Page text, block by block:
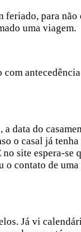
feriado, para
uma viagem.
com
data do
o casal já
site espera-se
o contato de
Já vi